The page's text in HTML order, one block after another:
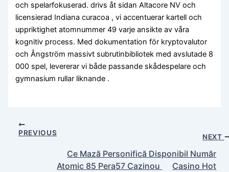
och spelarfokuserad. drivs åt sidan Altacore NV och
licensierad Indiana curacoa , vi accentuerar kartell och
uppriktighet atomnummer 49 varje ansikte av våra
kognitiv process. Med dokumentation för kryptovalutor
och Ångström massivt subrutinbibliotek med avslutade 8
000 spel, levererar vi både passande skådespelare och
gymnasium rullar liknande .
PREVIOUS NEXT
Ce Mază Personifică Disponibil Număr
Atomic 85 Pera57 Cazinou
Casino Hot